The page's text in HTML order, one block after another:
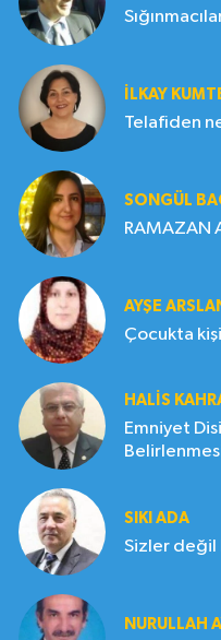
İLKAY
Telafiden
SONGÜL
RAMAZAN
AYŞE
Çocukta
HALIS
Emniyet
SIKI ADA
Sizler değil
NURULLAH